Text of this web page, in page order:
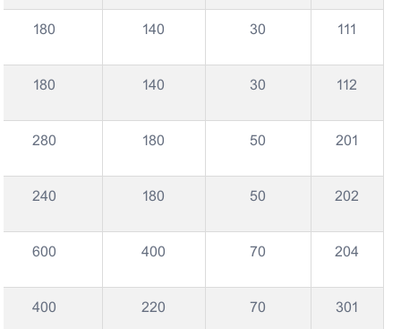
111
30
140
180
112
30
140
180
201
50
180
280
202
50
180
240
204
70
400
600
301
70
220
400